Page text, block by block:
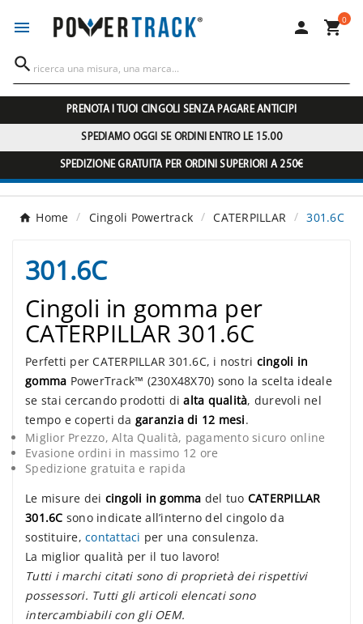
  0

PRENOTA I TUOI CINGOLI SENZA PAGARE ANTICIPI
SPEDIAMO OGGI SE ORDINI ENTRO LE 15.00
SPEDIZIONE GRATUITA PER ORDINI SUPERIORI A 250€
Home Cingoli Powertrack CATERPILLAR 301.6C
301.6C
Cingoli in gomma per
CATERPILLAR 301.6C
Perfetti per CATERPILLAR 301.6C, i nostri cingoli in
gomma PowerTrack™ (230X48X70) sono la scelta ideale
se stai cercando prodotti dialta qualità, durevoli nel
tempo e coperti da garanzia di 12 mesi.
Miglior Prezzo, Alta Qualità, pagamento sicuro online
Evasione ordini in massimo 12 ore
Spedizione gratuita e rapida
Le misure dei cingoli in gomma del tuo CATERPILLAR
301.6C sono indicate all’interno del cingolo da
sostituire, contattaci per una consulenza.
La miglior qualità per il tuo lavoro!
Tutti i marchi citati sono di proprietà dei rispettivi
possessori. Tutti gli articoli elencati sono
intercambiabili con gli OEM.